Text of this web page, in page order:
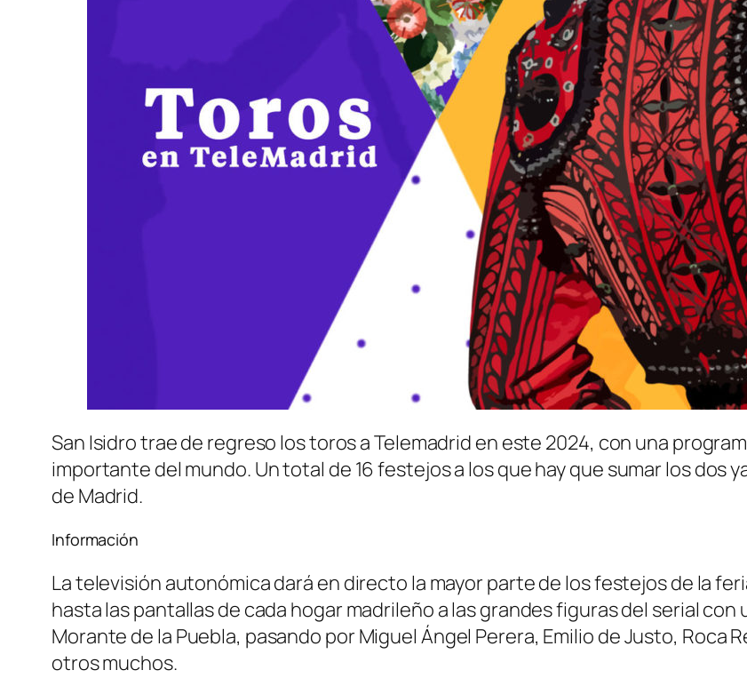
San Isidro trae de regreso los toros a Telemadrid en este 2024, con una
importante del mundo. Un total de 16 festejos a los que hay que sumar los dos
de Madrid.
Información
La televisión autonómica dará en directo la mayor parte de los festejos de la
hasta las pantallas de cada hogar madrileño a las grandes figuras del serial
Morante de la Puebla, pasando por Miguel Ángel Perera, Emilio de Justo, Roca
otros muchos.